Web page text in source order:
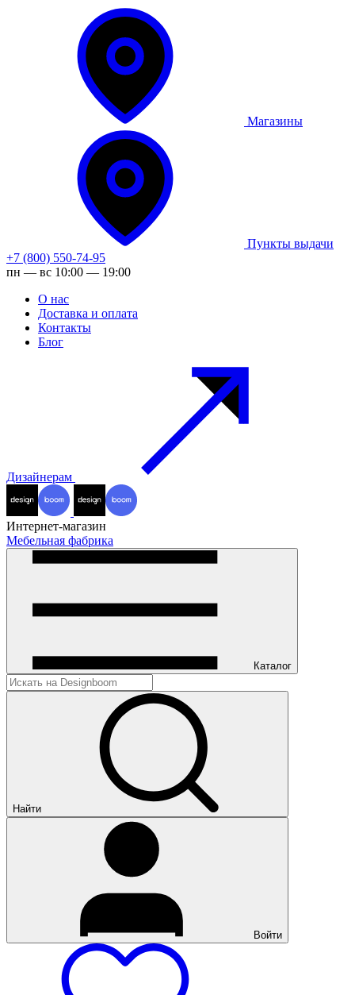
Магазины
Пункты выдачи
+7 (800) 550-74-95
пн — вс 10:00 — 19:00
О нас
Доставка и оплата
Контакты
Блог
Дизайнерам
Интернет-магазин
Мебельная фабрика
Каталог
Найти
Войти